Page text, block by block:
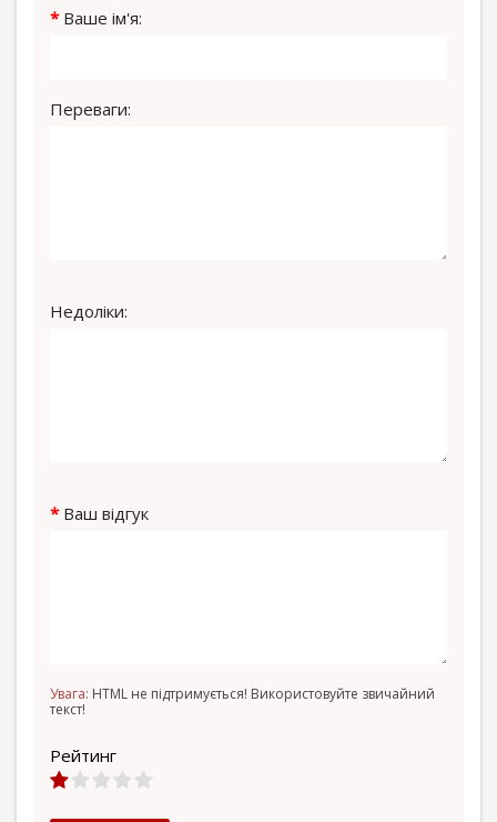
Ваше ім'я:
Переваги:
Недоліки:
Ваш відгук
Увага: HTML не підтримується! Використовуйте звичайний
текст!
Рейтинг